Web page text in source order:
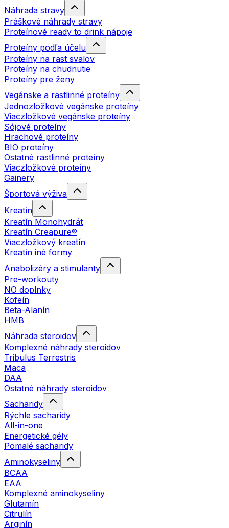
Náhrada stravy
Práškové náhrady stravy
Proteínové ready to drink nápoje
Proteíny podľa účelu
Proteíny na rast svalov
Proteíny na chudnutie
Proteíny pre ženy
Vegánske a rastlinné proteíny
Jednozložkové vegánske proteíny
Viaczložkové vegánske proteíny
Sójové proteíny
Hrachové proteíny
BIO proteíny
Ostatné rastlinné proteíny
Viaczložkové proteíny
Gainery
Športová výživa
Kreatín
Kreatín Monohydrát
Kreatín Creapure®
Viaczložkový kreatín
Kreatín iné formy
Anabolizéry a stimulanty
Pre-workouty
NO doplnky
Kofeín
Beta-Alanín
HMB
Náhrada steroidov
Komplexné náhrady steroidov
Tribulus Terrestris
Maca
DAA
Ostatné náhrady steroidov
Sacharidy
Rýchle sacharidy
All-in-one
Energetické gély
Pomalé sacharidy
Aminokyseliny
BCAA
EAA
Komplexné aminokyseliny
Glutamín
Citrulín
Arginín